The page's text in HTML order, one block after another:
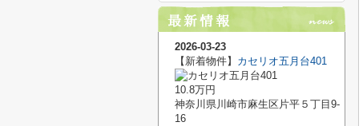
2026-03-23
【新着物件】 カセリオ五月台401
10.8万円
神奈川県川崎市麻生区片平５丁目9-
16